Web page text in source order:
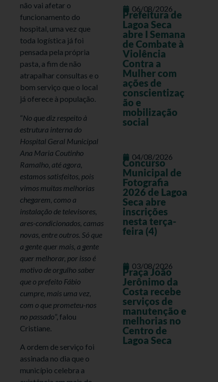
não vai afetar o
funcionamento do
hospital, uma vez que
toda logística já foi
pensada pela própria
pasta, a fim de não
atrapalhar consultas e o
bom serviço que o local
já oferece à população.
“No que diz respeito à
estrutura interna do
Hospital Geral Municipal
Ana Maria Coutinho
Ramalho, até agora,
estamos satisfeitos, pois
vimos muitas melhorias
chegarem, como a
instalação de televisores,
ares-condicionados, camas
novas, entre outros. Só que
a gente quer mais, a gente
quer melhorar, por isso é
motivo de orgulho saber
que o prefeito Fábio
cumpre, mais uma vez,
com o que prometeu-nos
no passado”, falou
Cristiane.
A ordem de serviço foi
assinada no dia que o
município celebra a
06/08/2026
Prefeitura de
Lagoa Seca
abre I Semana
de Combate à
Violência
Contra a
Mulher com
ações de
conscientizaç
ão e
mobilização
social
04/08/2026
Concurso
Municipal de
Fotografia
2026 de Lagoa
Seca abre
inscrições
nesta terça-
feira (4)
03/08/2026
Praça João
Jerônimo da
Costa recebe
serviços de
manutenção e
melhorias no
Centro de
Lagoa Seca